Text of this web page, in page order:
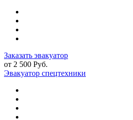
Заказать эвакуатор
от 2 500 Руб.
Эвакуатор спецтехники